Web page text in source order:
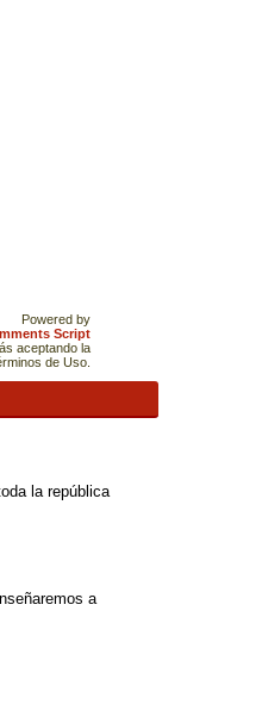
Powered by
Script
aceptando la
de Uso.
la república
a